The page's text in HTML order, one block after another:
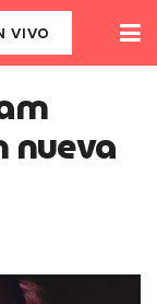
VIVO
nueva